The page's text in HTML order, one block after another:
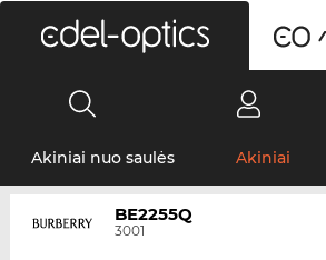
Akiniai nuo saulės Akiniai
BE2255Q
3001